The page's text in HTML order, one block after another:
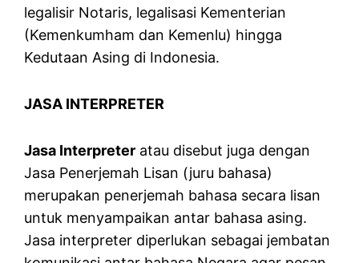
legalisir Notaris, legalisasi Kementerian
(Kemenkumham dan Kemenlu) hingga
Kedutaan Asing di Indonesia.
JASA INTERPRETER
Jasa Interpreter atau disebut juga dengan
Jasa Penerjemah Lisan (juru bahasa)
merupakan penerjemah bahasa secara lisan
untuk menyampaikan antar bahasa asing.
Jasa interpreter diperlukan sebagai jembatan